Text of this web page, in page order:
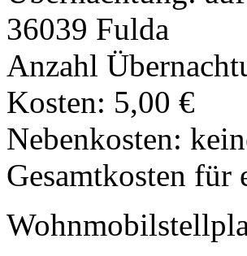
36039 Fulda
Anzahl
Kosten: 5,00 €
Nebenkosten:
Gesamtkosten für